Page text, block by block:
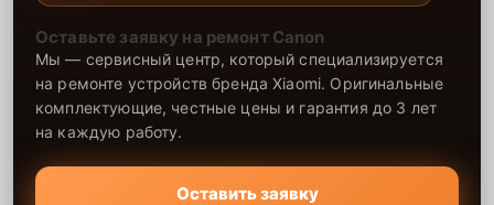
Оставьте заявку на ремонт Canon
Мы — сервисный центр, который специализируется
на ремонте устройств бренда Xiaomi. Оригинальные
комплектующие, честные цены и гарантия до 3 лет
на каждую работу.
Оставить заявку